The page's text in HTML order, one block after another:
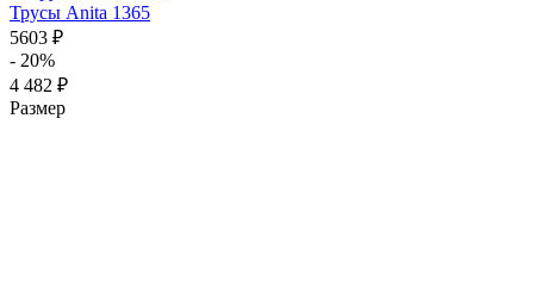
Трусы Anita 1365
5603 ₽
- 20%
4 482 ₽
Размер